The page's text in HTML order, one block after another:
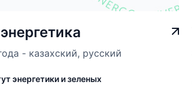
- казахский, русский
энергетики и зеленых